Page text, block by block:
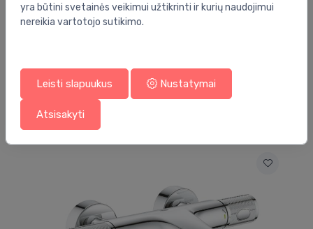
Prekės ženklas: Grohe
Jums taip pat gali patikti
yra būtini svetainės veikimui užtikrinti ir kurių naudojimui
nereikia vartotojo sutikimo.
Leisti slapuukus Nustatymai
Atsisakyti